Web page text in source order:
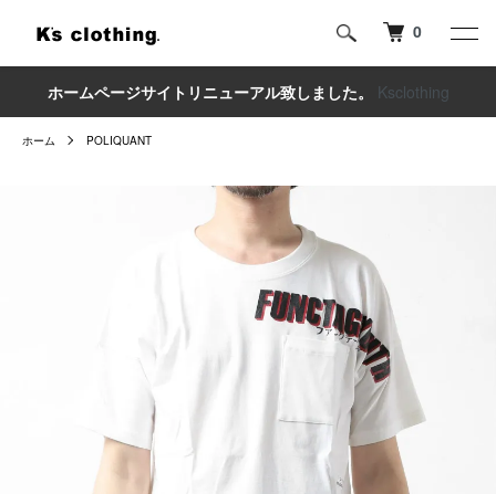
0
ホームページサイトリニューアル致しました。 Ksclothing
ホーム POLIQUANT